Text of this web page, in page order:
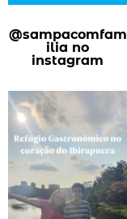
@sampacomfam
ilia no
instagram